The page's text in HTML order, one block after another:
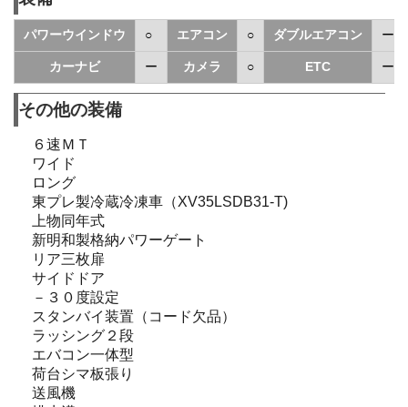
パワーウインドウ ○ エアコン ○ ダブルエアコン ー
カーナビ ー カメラ ○ ETC ー
その他の装備
６速ＭＴ
ワイド
ロング
東プレ製冷蔵冷凍車（XV35LSDB31-T)
上物同年式
新明和製格納パワーゲート
リア三枚扉
サイドドア
－３０度設定
スタンバイ装置（コード欠品）
ラッシング２段
エバコン一体型
荷台シマ板張り
送風機